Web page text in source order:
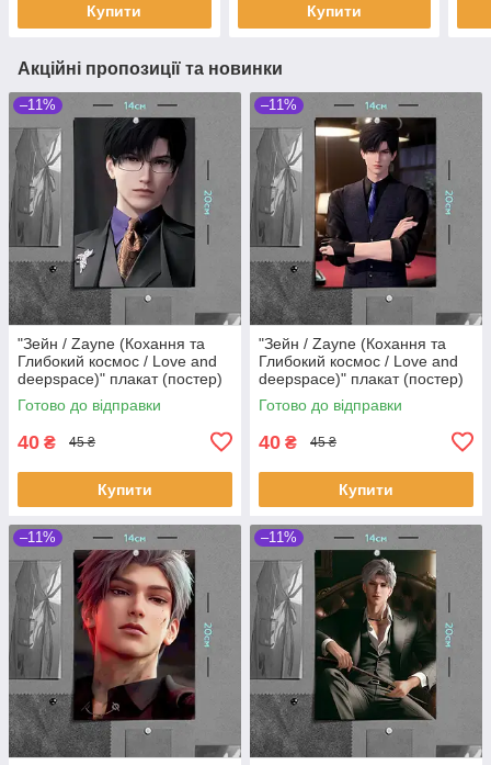
Купити Купити
Акційні пропозиції та новинки
–11%
"Зейн / Zayne (Кохання та
Глибокий космос / Love and
deepspace)" плакат (постер)
розміром А5 (14х20см)
Готово до відправки
40 ₴ 45 ₴
Купити
–11%
"Зейн / Zayne (Кохання та
Глибокий космос / Love and
deepspace)" плакат (постер)
розміром А5 (14х20см)
Готово до відправки
40 ₴ 45 ₴
Купити
–11% –11%